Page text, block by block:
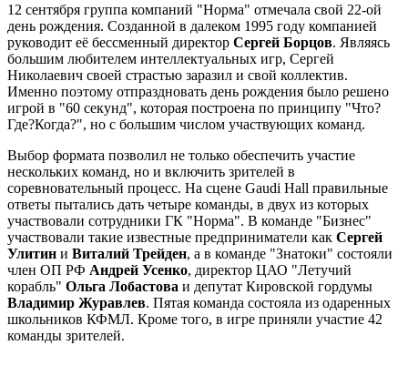
12 сентября группа компаний "Норма" отмечала свой 22-ой
день рождения. Созданной в далеком 1995 году компанией
руководит её бессменный директор Сергей Борцов. Являясь
большим любителем интеллектуальных игр, Сергей
Николаевич своей страстью заразил и свой коллектив.
Именно поэтому отпраздновать день рождения было решено
игрой в "60 секунд", которая построена по принципу "Что?
Где?Когда?", но с большим числом участвующих команд.
Выбор формата позволил не только обеспечить участие
нескольких команд, но и включить зрителей в
соревновательный процесс. На сцене Gaudi Hall правильные
ответы пытались дать четыре команды, в двух из которых
участвовали сотрудники ГК "Норма". В команде "Бизнес"
участвовали такие известные предприниматели как Сергей
Улитин и Виталий Трейден, а в команде "Знатоки" состояли
член ОП РФ Андрей Усенко, директор ЦАО "Летучий
корабль" Ольга Лобастова и депутат Кировской гордумы
Владимир Журавлев. Пятая команда состояла из одаренных
школьников КФМЛ. Кроме того, в игре приняли участие 42
команды зрителей.